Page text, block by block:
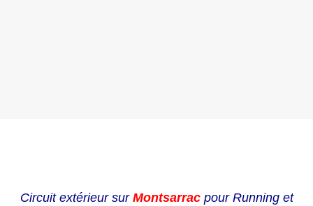
Circuit extérieur sur Montsarracpour Running et